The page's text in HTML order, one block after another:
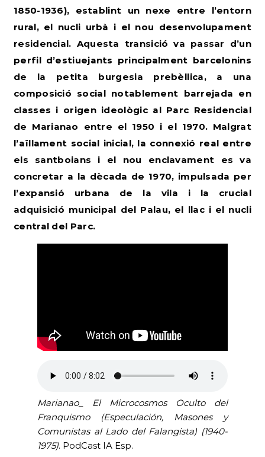
1850-1936), establint un nexe entre l’entorn
rural, el nucli urbà i el nou desenvolupament
residencial. Aquesta transició va passar d’un
perfil d’estiuejants principalment barcelonins
de la petita burgesia prebèl·lica, a una
composició social notablement barrejada en
classes i origen ideològic al Parc Residencial
de Marianao entre el 1950 i el 1970. Malgrat
l’aïllament social inicial, la connexió real entre
els santboians i el nou enclavament es va
concretar a la dècada de 1970, impulsada per
l’expansió urbana de la vila i la crucial
adquisició municipal del Palau, el llac i el nucli
central del Parc.
Marianao_ El Microcosmos Oculto del
Franquismo (Especulación, Masones y
Comunistas al Lado del Falangista) (1940-
1975). PodCast IA Esp.